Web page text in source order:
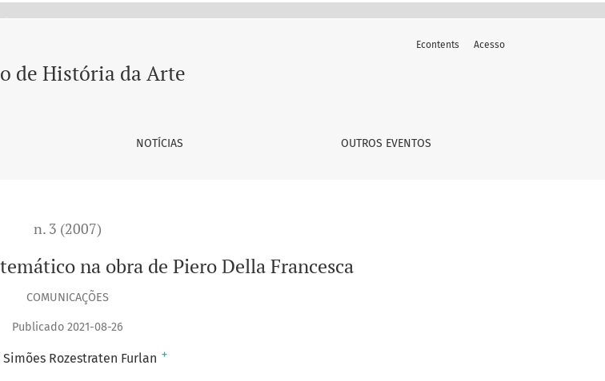
de História da Arte
NOTÍCIAS OUTROS EVENTOS
Econtents Acesso
n. 3 (2007)
na obra de Piero Della Francesca
COMUNICAÇÕES
Publicado 2021-08-26
Rozestraten Furlan +